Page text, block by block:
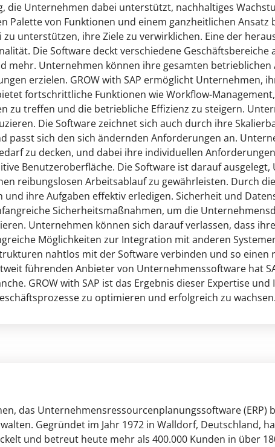
die Unternehmen dabei unterstützt, nachhaltiges
von Funktionen und einem ganzheitlichen Ansatz
unterstützen, ihre Ziele zu verwirklichen. Eine der
Die Software deckt verschiedene Geschäftsbereiche
mehr. Unternehmen können ihre gesamten betrieblichen
erzielen. GROW with SAP ermöglicht Unternehmen,
fortschrittliche Funktionen wie Workflow-
zu treffen und die betriebliche Effizienz zu steigern.
Die Software zeichnet sich auch durch ihre
passt sich den sich ändernden Anforderungen an.
zu decken, und dabei ihre individuellen
Benutzeroberfläche. Die Software ist darauf
reibungslosen Arbeitsablauf zu gewährleisten. Durch
ihre Aufgaben effektiv erledigen. Sicherheit und
Sicherheitsmaßnahmen, um die
Unternehmen können sich darauf verlassen, dass
Möglichkeiten zur Integration mit anderen
nahtlos mit der Software verbinden und so einen
führenden Anbieter von Unternehmenssoftware hat
GROW with SAP ist das Ergebnis dieser Expertise
zu optimieren und erfolgreich zu wachsen.
das Unternehmensressourcenplanungssoftware (ERP)
Gegründet im Jahr 1972 in Walldorf, Deutschland,
und betreut heute mehr als 400.000 Kunden in über